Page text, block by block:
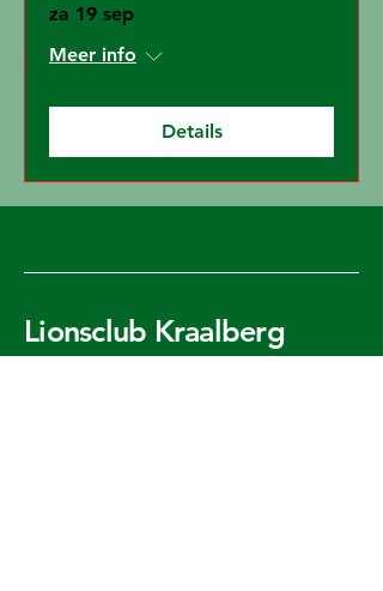
za 19 sep
Meer info
Details
Lionsclub Kraalberg
mail@otkraalberg.nl